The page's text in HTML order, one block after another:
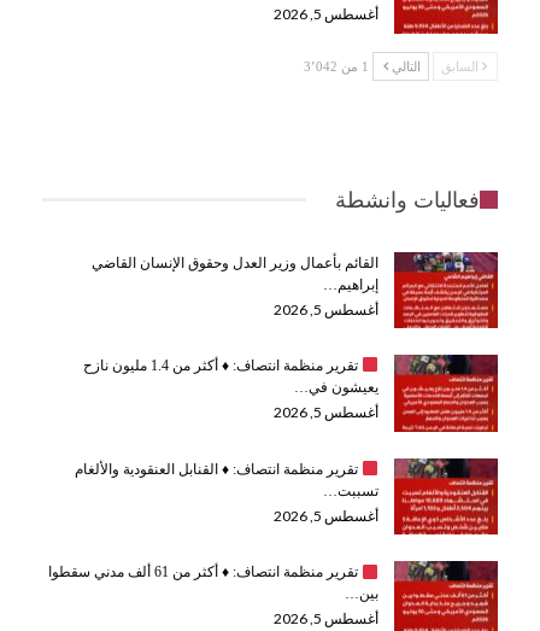
أغسطس 5, 2026
السابق التالي 1 من 3٬042
فعاليات وانشطة
القائم بأعمال وزير العدل وحقوق الإنسان القاضي
إبراهيم…
أغسطس 5, 2026
تقرير منظمة انتصاف: ♦️
أكثر من 1.4 مليون نازح
يعيشون في…
أغسطس 5, 2026
تقرير منظمة انتصاف: ♦️القنابل العنقودية والألغام
تسببت…
أغسطس 5, 2026
تقرير منظمة انتصاف: ♦️
أكثر من 61 ألف مدني سقطوا
بين…
أغسطس 5, 2026